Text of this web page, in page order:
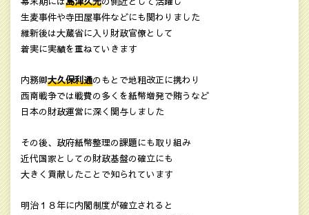
生麦事件や寺田屋事件などにも関わりました
維新後は大蔵省に入り財政官僚として
着実に実績を重ねていきます
内務卿大久保利通のもとで地租改正に携わり
西南戦争では戦費の多くを紙幣増発で賄うなど
日本の財政運営に深く関与しました
その後、政府紙幣整理の課題にも取り組み
近代国家としての財政基盤の確立にも
大きく貢献したことで知られています
明治１８年に内閣制度が確立されると